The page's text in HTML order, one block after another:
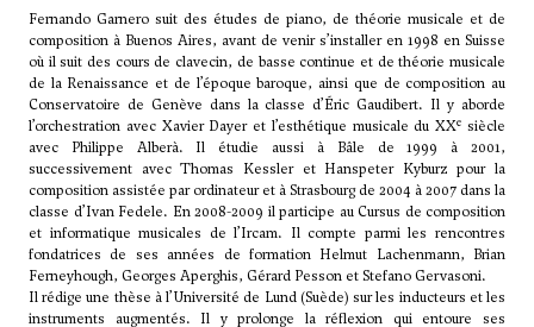
Fernando Garnero suit des études de piano, de théorie musicale et de
composition à Buenos Aires, avant de venir s’installer en 1998 en Suisse
où il suit des cours de clavecin, de basse continue et de théorie musicale
de la Renaissance et de l’époque baroque, ainsi que de composition au
Conservatoire de Genève dans la classe d’Éric Gaudibert. Il y aborde
l’orchestration avec Xavier Dayer et l’esthétique musicale du XXe siècle
avec Philippe Alberà. Il étudie aussi à Bâle de 1999 à 2001,
successivement avec Thomas Kessler et Hanspeter Kyburz pour la
composition assistée par ordinateur et à Strasbourg de 2004 à 2007 dans la
classe d’Ivan Fedele. En 2008-2009 il participe au Cursus de composition
et informatique musicales de l’Ircam. Il compte parmi les rencontres
fondatrices de ses années de formation Helmut Lachenmann, Brian
Ferneyhough, Georges Aperghis, Gérard Pesson et Stefano Gervasoni.
Il rédige une thèse à l’Université de Lund (Suède) sur les inducteurs et les
instruments augmentés. Il y prolonge la réflexion qui entoure ses